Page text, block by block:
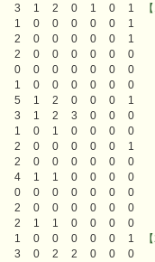
3 1 2 0 1 0 1
1 0 0 0 0 0
1
2 0 0 0 0 0
1
2 0 0 0 0 0
0
0 0 0 0 0 0
0
1 0 0 0 0 0
0
5 1 2 0 0 0
1
3 1 2 3 0 0
0
1 0 1 0 0 0
0
2 0 0 0 0 0
1
2 0 0 0 0 0
0
4 1 1 0 0 0
0
0 0 0 0 0 0
0
2 0 0 0 0 0
0
2 1 1 0 0 0
0
1 0 0 0 0 0 1
3 0 2 2 0 0
0